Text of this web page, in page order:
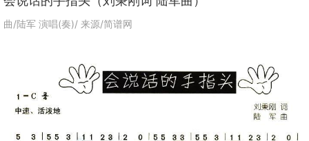
曲/陆军 演唱(奏)/ 来源/简谱网